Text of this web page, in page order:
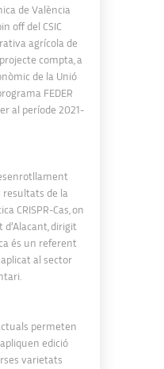
de València
off del CSIC
agrícola de
compta, a
de la Unió
FEDER
al període 2021-
de la
CRISPR-Cas, on
d’Alacant, dirigit
és un referent
al sector
permeten
edició
varietats